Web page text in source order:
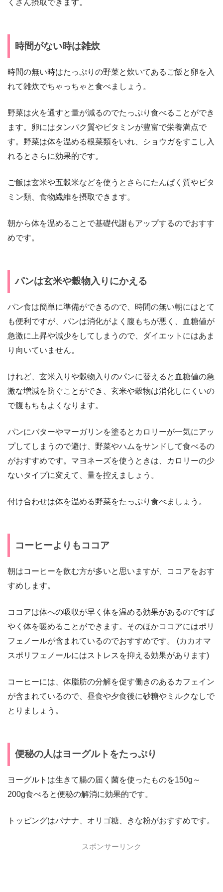
くさん摂取できます。
時間がない時は雑炊
時間の無い時はたっぷりの野菜と炊いてあるご飯と卵を入
れて雑炊でちゃっちゃと食べましょう。
野菜は火を通すと量が減るのでたっぷり食べることができ
ます。卵にはタンパク質やビタミンが豊富で栄養満点で
す。野菜は体を温める根菜類をいれ、ショウガをすこし入
れるとさらに効果的です。
ご飯は玄米や五穀米などを使うとさらにたんぱく質やビタ
ミン類、食物繊維を摂取できます。
朝から体を温めることで基礎代謝もアップするのでおすす
めです。
パンは玄米や穀物入りにかえる
パン食は簡単に準備ができるので、時間の無い朝にはとて
も便利ですが、パンは消化がよく腹もちが悪く、血糖値が
急激に上昇や減少をしてしまうので、ダイエットにはあま
り向いていません。
けれど、玄米入りや穀物入りのパンに替えると血糖値の急
激な増減を防ぐことができ、玄米や穀物は消化しにくいの
で腹もちもよくなります。
パンにバターやマーガリンを塗るとカロリーが一気にアッ
プしてしまうので避け、野菜やハムをサンドして食べるの
がおすすめです。マヨネーズを使うときは、カロリーの少
ないタイプに変えて、量を控えましょう。
付け合わせは体を温める野菜をたっぷり食べましょう。
コーヒーよりもココア
朝はコーヒーを飲む方が多いと思いますが、ココアをおす
すめします。
ココアは体への吸収が早く体を温める効果があるのですば
やく体を暖めることができます。そのほかココアにはポリ
フェノールが含まれているのでおすすめです。 (カカオマ
スポリフェノールにはストレスを抑える効果があります)
コーヒーには、体脂肪の分解を促す働きのあるカフェイン
が含まれているので、昼食や夕食後に砂糖やミルクなしで
とりましょう。
便秘の人はヨーグルトをたっぷり
ヨーグルトは生きて腸の届く菌を使ったものを150g～
200g食べると便秘の解消に効果的です。
トッピングはバナナ、オリゴ糖、きな粉がおすすめです。
スポンサーリンク